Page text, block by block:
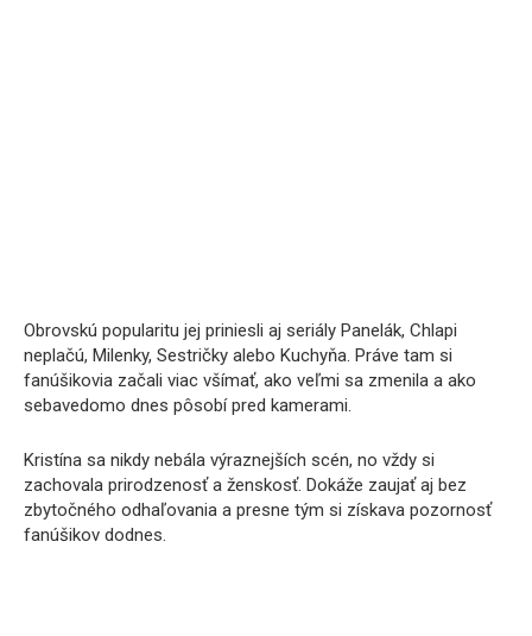
Obrovskú popularitu jej priniesli aj seriály Panelák, Chlapi
neplačú, Milenky, Sestričky alebo Kuchyňa. Práve tam si
fanúšikovia začali viac všímať, ako veľmi sa zmenila a ako
sebavedomo dnes pôsobí pred kamerami.
Kristína sa nikdy nebála výraznejších scén, no vždy si
zachovala prirodzenosť a ženskosť. Dokáže zaujať aj bez
zbytočného odhaľovania a presne tým si získava pozornosť
fanúšikov dodnes.